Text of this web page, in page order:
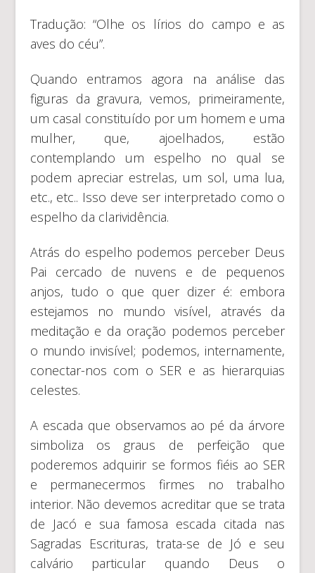
Tradução: “Olhe os lírios do campo e as
aves do céu”.
Quando entramos agora na análise das
figuras da gravura, vemos, primeiramente,
um casal constituído por um homem e uma
mulher, que, ajoelhados, estão
contemplando um espelho no qual se
podem apreciar estrelas, um sol, uma lua,
etc., etc.. Isso deve ser interpretado como o
espelho da clarividência.
Atrás do espelho podemos perceber Deus
Pai cercado de nuvens e de pequenos
anjos, tudo o que quer dizer é: embora
estejamos no mundo visível, através da
meditação e da oração podemos perceber
o mundo invisível; podemos, internamente,
conectar-nos com o SER e as hierarquias
celestes.
A escada que observamos ao pé da árvore
simboliza os graus de perfeição que
poderemos adquirir se formos fiéis ao SER
e permanecermos firmes no trabalho
interior. Não devemos acreditar que se trata
de Jacó e sua famosa escada citada nas
Sagradas Escrituras, trata-se de Jó e seu
calvário particular quando Deus o